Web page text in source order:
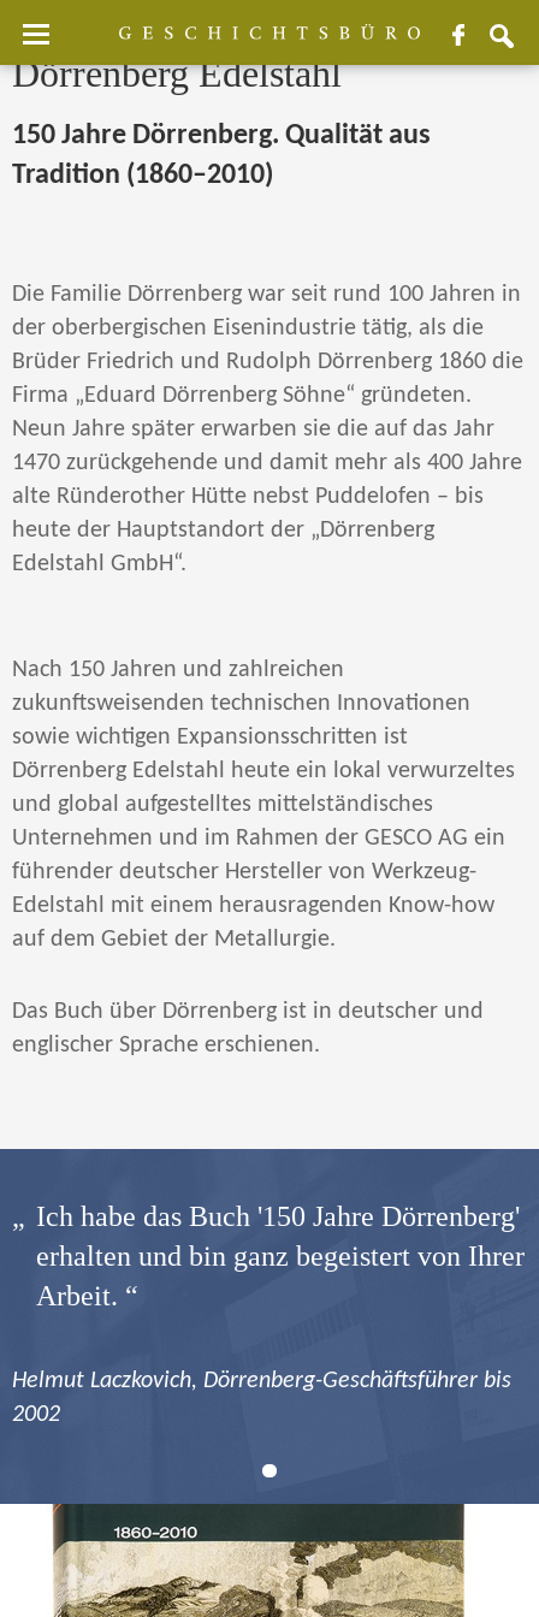
Facebook
Dörrenberg Edelstahl
150 Jahre Dörrenberg. Qualität aus
Tradition (1860–2010)
Die Familie Dörrenberg war seit rund 100 Jahren in
der oberbergischen Eisenindustrie tätig, als die
Brüder Friedrich und Rudolph Dörrenberg 1860 die
Firma „Eduard Dörrenberg Söhne“ gründeten.
Neun Jahre später erwarben sie die auf das Jahr
1470 zurückgehende und damit mehr als 400 Jahre
alte Ründerother Hütte nebst Puddelofen – bis
heute der Hauptstandort der „Dörrenberg
Edelstahl GmbH“.
Nach 150 Jahren und zahlreichen
zukunftsweisenden technischen Innovationen
sowie wichtigen Expansionsschritten ist
Dörrenberg Edelstahl heute ein lokal verwurzeltes
und global aufgestelltes mittelständisches
Unternehmen und im Rahmen der GESCO AG ein
führender deutscher Hersteller von Werkzeug-
Edelstahl mit einem herausragenden Know-how
auf dem Gebiet der Metallurgie.
Das Buch über Dörrenberg ist in deutscher und
englischer Sprache erschienen.
Ich habe das Buch '150 Jahre Dörrenberg'
erhalten und bin ganz begeistert von Ihrer
Arbeit.
Helmut Laczkovich, Dörrenberg-Geschäftsführer bis
2002
1